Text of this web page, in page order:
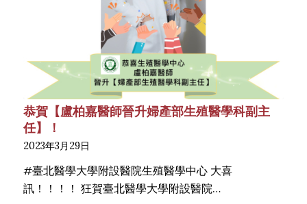
恭賀【盧柏嘉醫師晉升婦產部生殖醫學科副主
任】！
2023年3月29日
#臺北醫學大學附設醫院生殖醫學中心 大喜
訊！！！！ 狂賀臺北醫學大學附設醫院…